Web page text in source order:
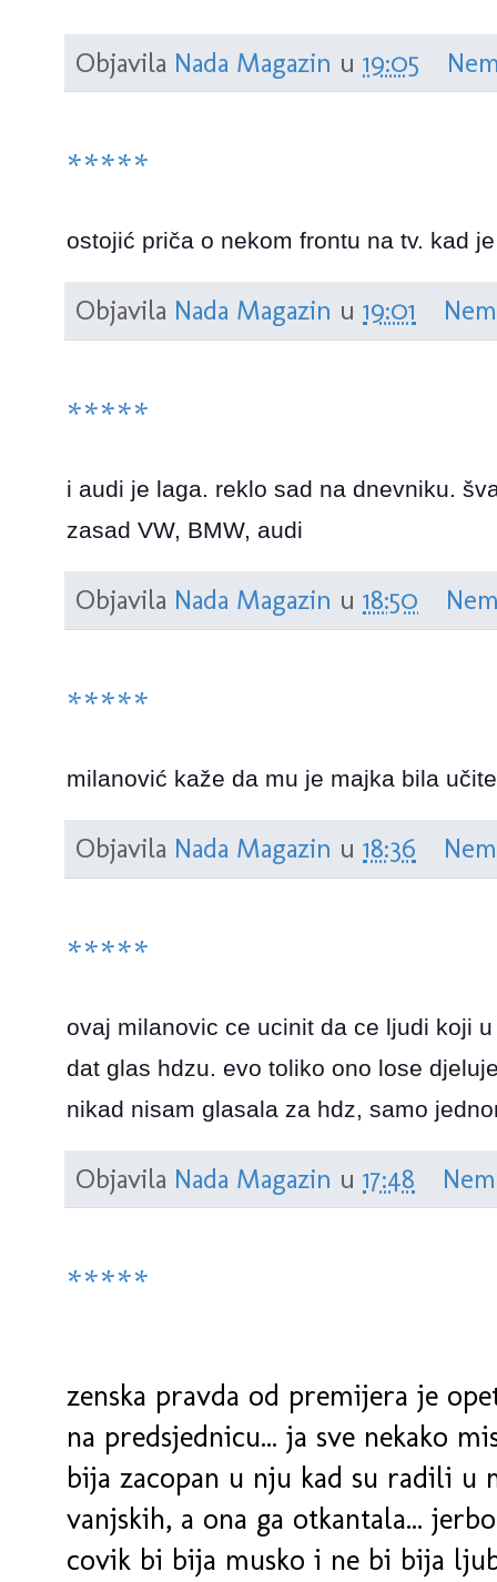
Objavila Nada Magazin u 19:05
*****
ostojić priča o nekom frontu na tv. kad
Objavila Nada Magazin u 19:01
*****
i audi je laga. reklo sad na dnevniku.
zasad VW, BMW, audi
Objavila Nada Magazin u 18:50
*****
milanović kaže da mu je majka bila
Objavila Nada Magazin u 18:36
*****
ovaj milanovic ce ucinit da ce ljudi koji
dat glas hdzu. evo toliko ono lose
nikad nisam glasala za hdz, samo
Objavila Nada Magazin u 17:48
*****
zenska pravda od premijera je
na predsjednicu... ja sve nekako
bija zacopan u nju kad su radili u
vanjskih, a ona ga otkantala...
covik bi bija musko i ne bi bija